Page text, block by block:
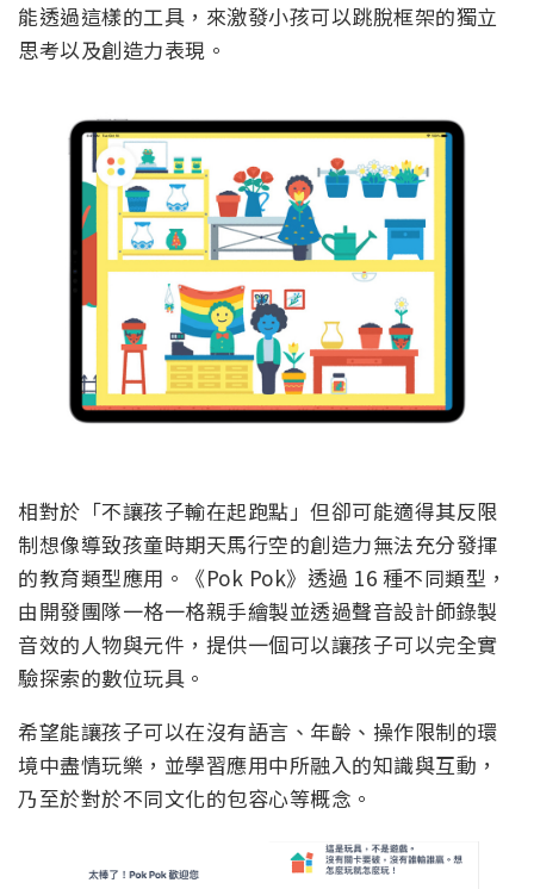
能透過這樣的工具，來激發小孩可以跳脫框架的獨立
思考以及創造力表現。
相對於「不讓孩子輸在起跑點」但卻可能適得其反限
制想像導致孩童時期天馬行空的創造力無法充分發揮
的教育類型應用。《Pok Pok》透過 16 種不同類型，
由開發團隊一格一格親手繪製並透過聲音設計師錄製
音效的人物與元件，提供一個可以讓孩子可以完全實
驗探索的數位玩具。
希望能讓孩子可以在沒有語言、年齡、操作限制的環
境中盡情玩樂，並學習應用中所融入的知識與互動，
乃至於對於不同文化的包容心等概念。